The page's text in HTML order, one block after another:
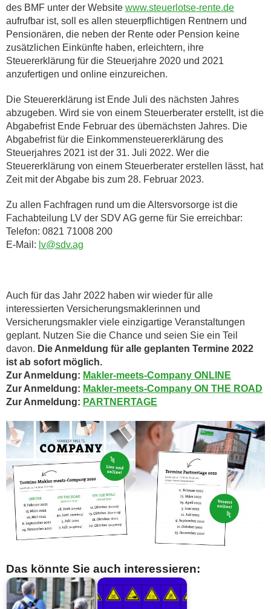
des BMF unter der Website www.steuerlotse-rente.de
aufrufbar ist, soll es allen steuerpflichtigen Rentnern und
Pensionären, die neben der Rente oder Pension keine
zusätzlichen Einkünfte haben, erleichtern, ihre
Steuererklärung für die Steuerjahre 2020 und 2021
anzufertigen und online einzureichen.
Die Steuererklärung ist Ende Juli des nächsten Jahres
abzugeben. Wird sie von einem Steuerberater erstellt, ist die
Abgabefrist Ende Februar des übernächsten Jahres. Die
Abgabefrist für die Einkommensteuererklärung des
Steuerjahres 2021 ist der 31. Juli 2022. Wer die
Steuererklärung von einem Steuerberater erstellen lässt, hat
Zeit mit der Abgabe bis zum 28. Februar 2023.
Zu allen Fachfragen rund um die Altersvorsorge ist die
Fachabteilung LV der SDV AG gerne für Sie erreichbar:
Telefon: 0821 71008 200
E-Mail: lv@sdv.ag
Auch für das Jahr 2022 haben wir wieder für alle
interessierten Versicherungsmaklerinnen und
Versicherungsmakler viele einzigartige Veranstaltungen
geplant. Nutzen Sie die Chance und seien Sie ein Teil
davon. Die Anmeldung für alle geplanten Termine 2022
ist ab sofort möglich.
Zur Anmeldung: Makler-meets-Company ONLINE
Zur Anmeldung: Makler-meets-Company ON THE ROAD
Zur Anmeldung: PARTNERTAGE
Das könnte Sie auch interessieren: